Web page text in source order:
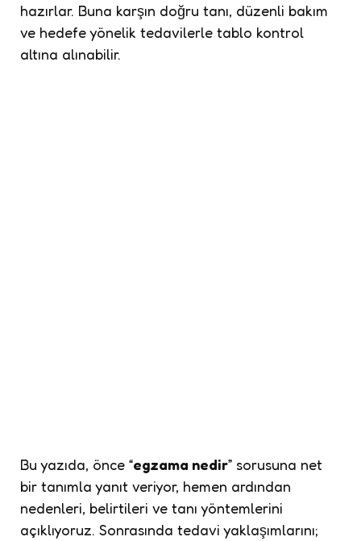
hazırlar. Buna karşın doğru tanı, düzenli bakım
ve hedefe yönelik tedavilerle tablo kontrol
altına alınabilir.
Bu yazıda, önce “egzama nedir” sorusuna net
bir tanımla yanıt veriyor, hemen ardından
nedenleri, belirtileri ve tanı yöntemlerini
açıklıyoruz. Sonrasında tedavi yaklaşımlarını;